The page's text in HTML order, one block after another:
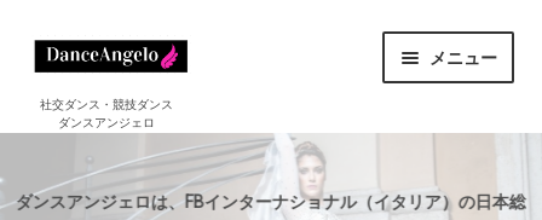
ナ
ビ
ゲ
ー
ョ
コ
ン
テ
ン
へ
社交ダンス・競技ダンス
ダンスアンジェロ
メニュー
ショップ
SHOP
ブ
ダンスアンジェロは、FBインターナショナル（イタリア）の日本総